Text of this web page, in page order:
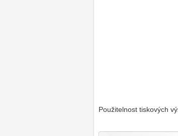
Použitelnost tiskových